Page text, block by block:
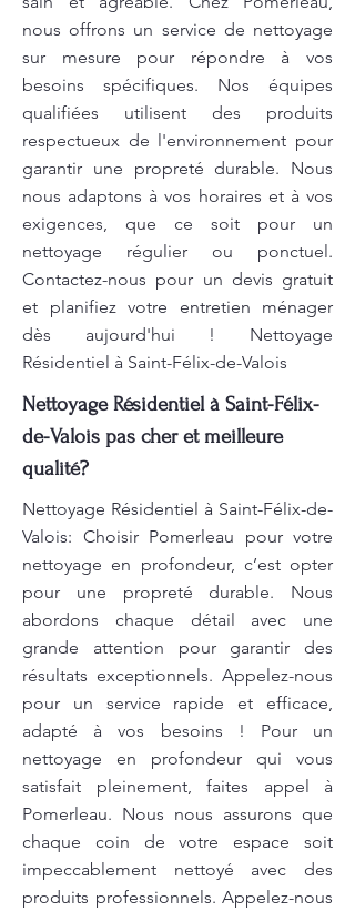
nous offrons un service de nettoyage
sur mesure pour répondre à vos
besoins spécifiques. Nos équipes
qualifiées utilisent des produits
respectueux de l'environnement pour
garantir une propreté durable. Nous
nous adaptons à vos horaires et à vos
exigences, que ce soit pour un
nettoyage régulier ou ponctuel.
Contactez-nous pour un devis gratuit
et planifiez votre entretien ménager
dès aujourd'hui ! Nettoyage
Résidentiel à Saint-Félix-de-Valois
Nettoyage Résidentiel à Saint-Félix-
de-Valois pas cher et meilleure
qualité?
Nettoyage Résidentiel à Saint-Félix-de-
Valois: Choisir Pomerleau pour votre
nettoyage en profondeur, c’est opter
pour une propreté durable. Nous
abordons chaque détail avec une
grande attention pour garantir des
résultats exceptionnels. Appelez-nous
pour un service rapide et efficace,
adapté à vos besoins ! Pour un
nettoyage en profondeur qui vous
satisfait pleinement, faites appel à
Pomerleau. Nous nous assurons que
chaque coin de votre espace soit
impeccablement nettoyé avec des
produits professionnels. Appelez-nous